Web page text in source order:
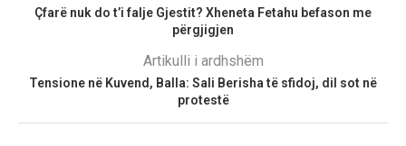
Çfarë nuk do t’i falje Gjestit? Xheneta Fetahu befason me
përgjigjen
Artikulli i ardhshëm
Tensione në Kuvend, Balla: Sali Berisha të sfidoj, dil sot në
protestë